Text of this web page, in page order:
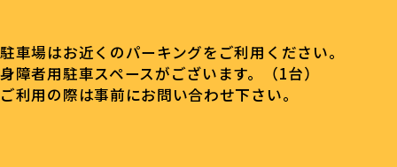
駐車場はお近くのパーキングをご利用ください。
身障者用駐車スペースがございます。（1台）
ご利用の際は事前にお問い合わせ下さい。